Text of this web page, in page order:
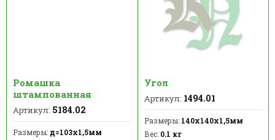
Ромашка
штампованная
Артикул: 5184.02
Размеры: д=103х1,5мм
Угол
Артикул: 1494.01
Размеры:140х140х1,5мм
Вес:0.1 кг